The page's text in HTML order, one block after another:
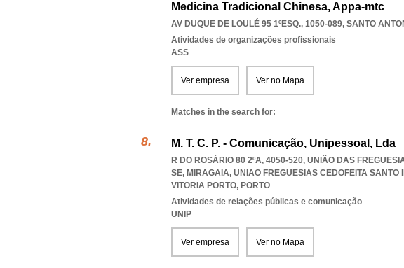
Medicina Tradicional Chinesa, Appa-mtc
AV DUQUE DE LOULÉ 95 1ºESQ., 1050-089, SANTO
Atividades de organizações profissionais
ASS
Ver empresa Ver no Mapa
Matches in the search for:
M. T. C. P. - Comunicação, Unipessoal, Lda
R DO ROSÁRIO 80 2ºA, 4050-520, UNIÃO DAS
SE, MIRAGAIA, UNIAO FREGUESIAS CEDOFEITA
VITORIA PORTO, PORTO
Atividades de relações públicas e comunicação
UNIP
Ver empresa Ver no Mapa